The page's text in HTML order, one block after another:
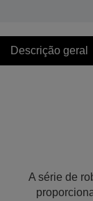
Descrição geral
A série de